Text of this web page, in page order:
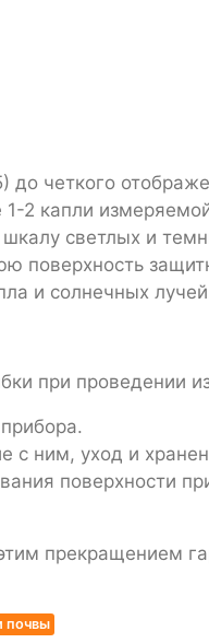
четкого
2 капли
светлых и
поверхность
и солнечных
при проведении
с ним, уход и
поверхности
прекращением
почвы